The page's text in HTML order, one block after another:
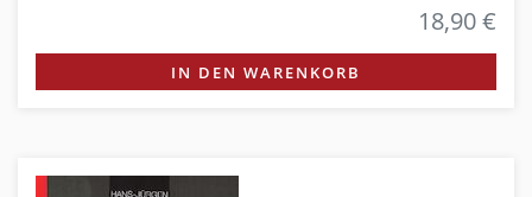
18,90 €
IN DEN WARENKORB